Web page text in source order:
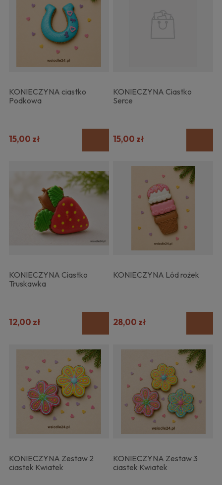
KONIECZYNA ciastko
Podkowa
15,00 zł
KONIECZYNA Ciastko
Serce
15,00 zł
KONIECZYNA Ciastko
Truskawka
12,00 zł
KONIECZYNA Lód rożek
28,00 zł
KONIECZYNA Zestaw 2
ciastek Kwiatek
KONIECZYNA Zestaw 3
ciastek Kwiatek